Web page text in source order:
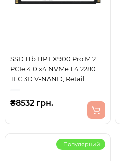
SSD 1Tb HP FX900 Pro M.2
PCIe 4.0 x4 NVMe 1.4 2280
TLC 3D V-NAND, Retail
₴8532 грн.
Популярний